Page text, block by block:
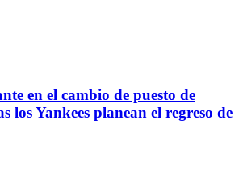
en el cambio de puesto de
los Yankees planean el regreso de